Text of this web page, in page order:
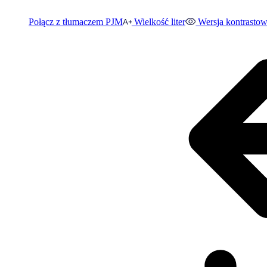
Połącz z tłumaczem PJM Wielkość liter Wersja